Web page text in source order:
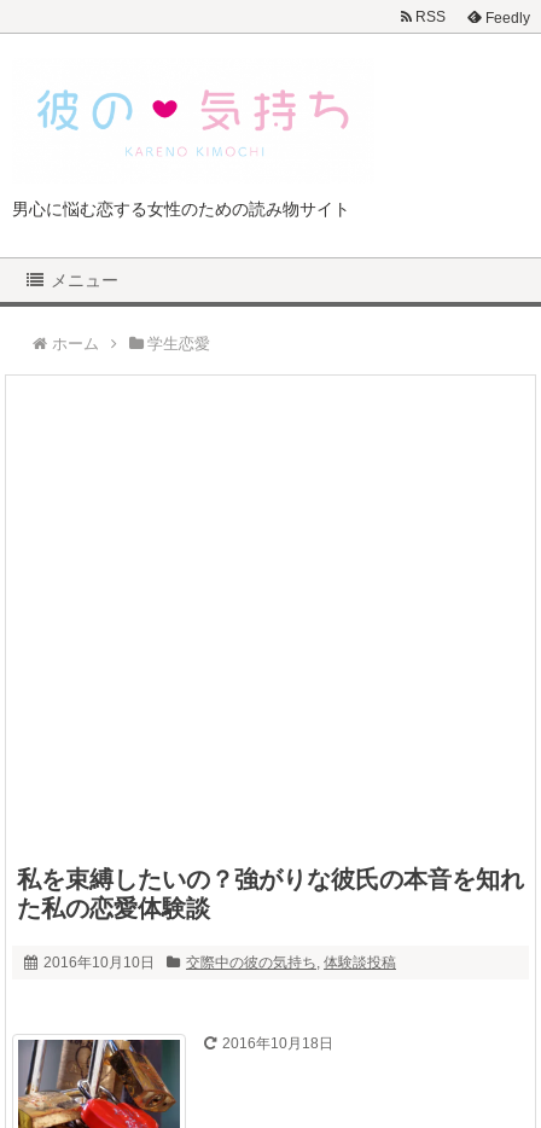
男心に悩む恋する女性のための読み物サイト
メニュー
RSS Feedly
ホーム 学生恋愛
私を束縛したいの？強がりな彼氏の本音を知れ
た私の恋愛体験談
2016年10月10日 交際中の彼の気持ち, 体験談投稿
2016年10月18日